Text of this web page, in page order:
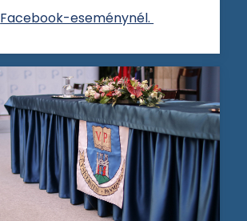
Facebook-eseménynél.